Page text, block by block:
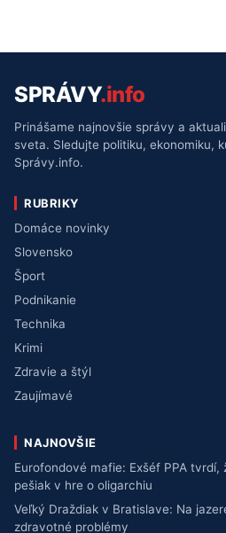
SPRÁVY.info
Prinášame najnovšie správy a
sveta. Sledujte politiku, ekonomiku,
Správy.info.
RUBRIKY
Domáce novinky
Slovensko
Šport
Podnikanie
Technika
Krimi
Zdravie a štýl
Zaujímavé
NAJNOVŠIE
Eurofondové mafie: Exšéf PPA tvrdí,
pešiak v hre o oligarchiu
Veľký Draždiak v Bratislave: Na
zdravotné problémy